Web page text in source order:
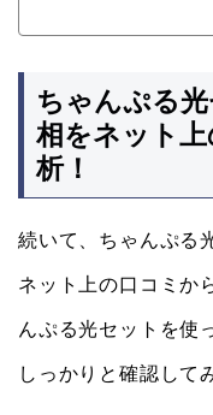
ちゃんぷる
相をネット
析！
続いて、ちゃんぷる
ネット上の口コミか
んぷる光セットを使
しっかりと確認して